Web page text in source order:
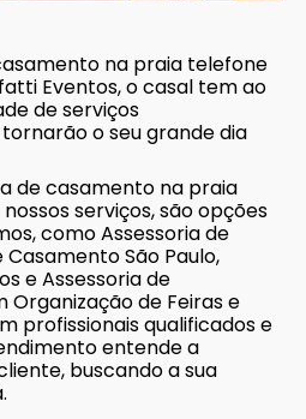
na praia telefone
Eventos, o casal tem ao
de serviços
o seu grande dia
de casamento na praia
serviços, são opções
como Assessoria de
Casamento São Paulo,
e Assessoria de
de Feiras e
profissionais qualificados e
entende a
buscando a sua